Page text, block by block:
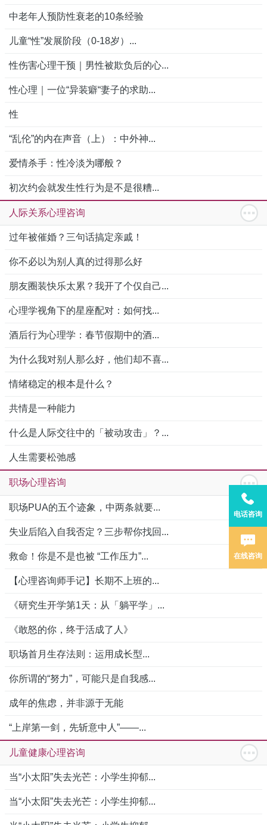
中老年人预防性衰老的10条经验
儿童“性”发展阶段（0-18岁）...
性伤害心理干预｜男性被欺负后的心...
性心理｜一位“异装癖“妻子的求助...
性
“乱伦”的内在声音（上）：中外神...
爱情杀手：性冷淡为哪般？
初次约会就发生性行为是不是很糟...
人际关系心理咨询
过年被催婚？三句话搞定亲戚！
你不必以为别人真的过得那么好
朋友圈装快乐太累？我开了个仅自己...
心理学视角下的星座配对：如何找...
酒后行为心理学：春节假期中的酒...
为什么我对别人那么好，他们却不喜...
情绪稳定的根本是什么？
共情是一种能力
什么是人际交往中的「被动攻击」？...
人生需要松弛感
职场心理咨询
职场PUA的五个迹象，中两条就要...
失业后陷入自我否定？三步帮你找回...
救命！你是不是也被 “工作压力”...
【心理咨询师手记】长期不上班的...
《研究生开学第1天：从「躺平学」...
《敢怒的你，终于活成了人》
职场首月生存法则：运用成长型...
你所谓的“努力”，可能只是自我感...
成年的焦虑，并非源于无能
“上岸第一剑，先斩意中人”——...
儿童健康心理咨询
当“小太阳”失去光芒：小学生抑郁...
当“小太阳”失去光芒：小学生抑郁...
电话咨询
在线咨询